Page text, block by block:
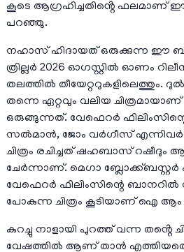
കൂടെ ആഗ്രഹിച്ചതിൻ്റെ ഫലമാണ്
പറഞ്ഞു.
നഹാസ് ഹിദായത് ഒരുക്കുന്ന ഈ
ത്രില്ലർ 2026 ഓഗസ്റ്റിൽ ഓണം
തലത്തിൽ തീയേറ്ററുകളിലെത്തും.
തന്നെ ഏറ്റവും വലിയ
ഒരുങ്ങുന്നത്. വേഫെറർ
സൽമാൻ, ജോം വർഗീസ് എന്നിവർ
ചിത്രം രചിച്ചത് ഷഹബാസ്
ചേർന്നാണ്. മെഗാ ബ്ലോക്ക്ബസ്റ്റർ
വേഫെറർ ഫിലിംസിന്റെ ബാനറിൽ
പോകുന്ന ചിത്രം കൂടിയാണ് ഐ ആം
കുറച്ചു നാളായി പുറത്ത് വന്ന തൻ്റെ
വേഷത്തിൽ ആണ് താൻ